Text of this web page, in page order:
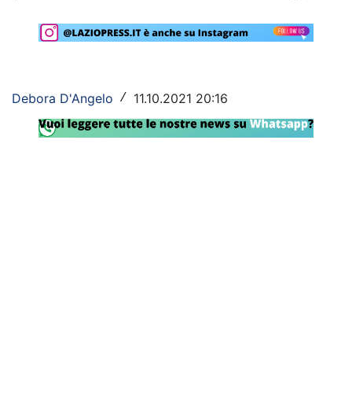
Primavera
Lazio Women
Rassegna Lazio
Debora D'Angelo / 11.10.2021 20:16